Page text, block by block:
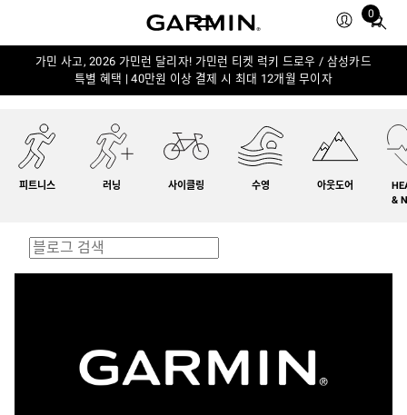
0
Total
in
가민 사고, 2026 가민런 달리자! 가민런 티켓 럭키 드로우 / 삼성카드
특별 혜택 | 40만원 이상 결제 시 최대 12개월 무이자
피트니스 러닝 사이클링 수영 아웃도어
&